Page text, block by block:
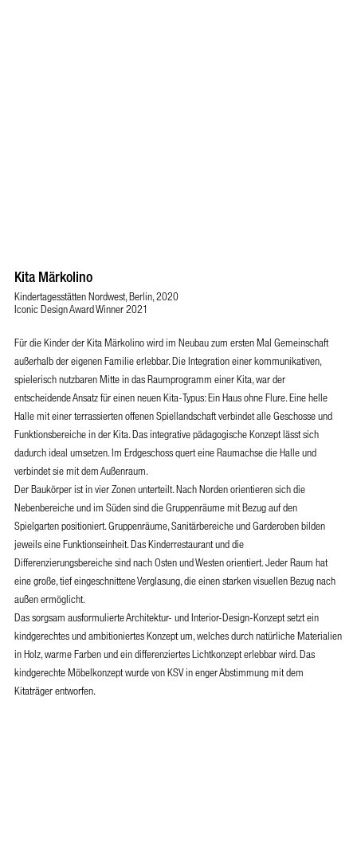
Kita Märkolino
Kindertagesstätten Nordwest, Berlin, 2020
Iconic Design Award Winner 2021
Für die Kinder der Kita Märkolino wird im Neubau zum ersten Mal Gemeinschaft
außerhalb der eigenen Familie erlebbar. Die Integration einer kommunikativen,
spielerisch nutzbaren Mitte in das Raumprogramm einer Kita, war der
entscheidende Ansatz für einen neuen Kita-Typus: Ein Haus ohne Flure. Eine helle
Halle mit einer terrassierten offenen Spiellandschaft verbindet alle Geschosse und
Funktionsbereiche in der Kita. Das integrative pädagogische Konzept lässt sich
dadurch ideal umsetzen. Im Erdgeschoss quert eine Raumachse die Halle und
verbindet sie mit dem Außenraum.
Der Baukörper ist in vier Zonen unterteilt. Nach Norden orientieren sich die
Nebenbereiche und im Süden sind die Gruppenräume mit Bezug auf den
Spielgarten positioniert. Gruppenräume, Sanitärbereiche und Garderoben bilden
jeweils eine Funktionseinheit. Das Kinderrestaurant und die
Differenzierungsbereiche sind nach Osten und Westen orientiert. Jeder Raum hat
eine große, tief eingeschnittene Verglasung, die einen starken visuellen Bezug nach
außen ermöglicht.
Das sorgsam ausformulierte Architektur- und Interior-Design-Konzept setzt ein
kindgerechtes und ambitioniertes Konzept um, welches durch natürliche Materialien
in Holz, warme Farben und ein differenziertes Lichtkonzept erlebbar wird. Das
kindgerechte Möbelkonzept wurde von KSV in enger Abstimmung mit dem
Kitaträger entworfen.